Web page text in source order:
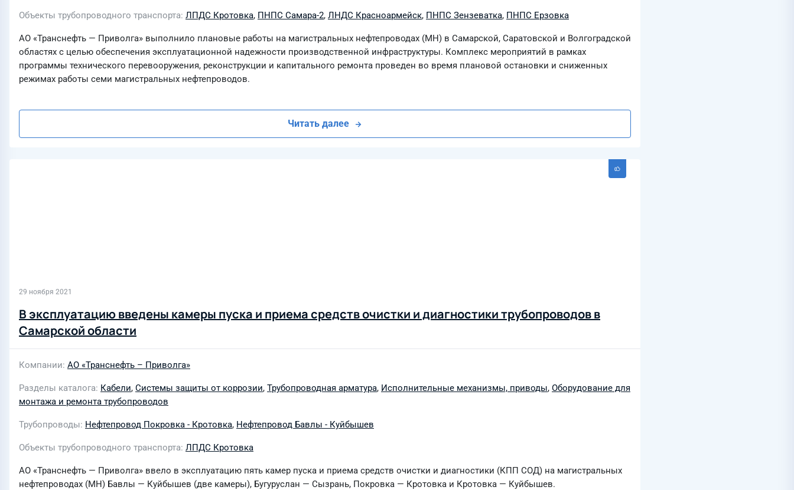
Объекты трубопроводного транспорта ЛПДС Кротовка, ПНПС Самара-2, ЛНДС Красноармейск, ПНПС Зензеватка, ПНПС Ерзовка
АО «Транснефть — Приволга» выполнило плановые работы на магистральных нефтепроводах (МН) в Самарской, Саратовской и Волгоградской
областях с целью обеспечения эксплуатационной надежности производственной инфраструктуры. Комплекс мероприятий в рамках
программы технического перевооружения, реконструкции и капитального ремонта проведен во время плановой остановки и сниженных
режимах работы семи магистральных нефтепроводов.
Читать далее
29 ноября 2021
В эксплуатацию введены камеры пуска и приема средств очистки и диагностики трубопроводов в
Самарской области
Компании АО «Транснефть – Приволга»
Разделы каталога Кабели, Системы защиты от коррозии, Трубопроводная арматура, Исполнительные механизмы, приводы, Оборудование для
монтажа и ремонта трубопроводов
Трубопроводы Нефтепровод Покровка - Кротовка, Нефтепровод Бавлы - Куйбышев
Объекты трубопроводного транспорта ЛПДС Кротовка
АО «Транснефть — Приволга» ввело в эксплуатацию пять камер пуска и приема средств очистки и диагностики (КПП СОД) на магистральных
нефтепроводах (МН) Бавлы — Куйбышев (две камеры), Бугуруслан — Сызрань, Покровка — Кротовка и Кротовка — Куйбышев.